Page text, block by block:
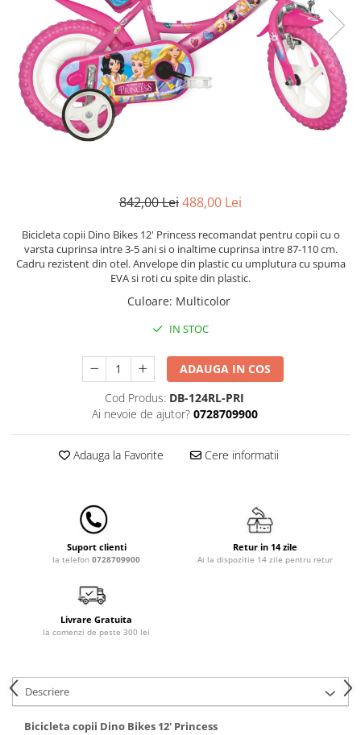
Lenjerii patut 140 x 70 cm
Lenjerie patuturi tineret
Baldachin patut
Paturici copii
Perne copii si mamici
Protectii saltea
Sac de dormit copii
Leagane & balansoare & sezlonguri
Lampi de veghe
Saltele de infasat
Biciclete fara pedale
Masinute fara pedale
Karturi si masinute cu pedale
Role copii si adulti
Masinute si motociclete electrice
Alte Sporturi
Mingi fitness si medicinale
Scara antrenament
Termometre copii si bebe
842,00 Lei488,00 Lei
Bicicleta copii Dino Bikes 12' Princess recomandat pentru copii cu o
varsta cuprinsa intre 3-5 ani si o inaltime cuprinsa intre 87-110 cm.
Cadru rezistent din otel. Anvelope din plastic cu umplutura cu spuma
EVA si roti cu spite din plastic.
Culoare: Multicolor
IN STOC
ADAUGA IN COS
Cod Produs: DB-124RL-PRI
Ai nevoie de ajutor? 0728709900
Adauga la Favorite Cere informatii
Suport clienti
la telefon 0728709900
Retur in 14 zile
Ai la dispozitie 14 zile pentru retur
Livrare Gratuita
la comenzi de peste 300 lei
Descriere
Bicicleta copii Dino Bikes 12' Princess